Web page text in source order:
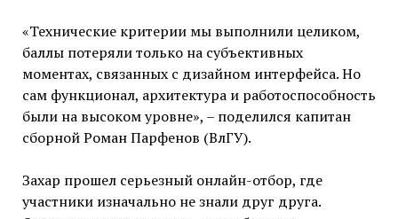
«Технические критерии мы выполнили целиком,
баллы потеряли только на субъективных
моментах, связанных с дизайном интерфейса. Но
сам функционал, архитектура и работоспособность
были на высоком уровне», – поделился капитан
сборной Роман Парфенов (ВлГУ).
Захар прошел серьезный онлайн-отбор, где
участники изначально не знали друг друга.